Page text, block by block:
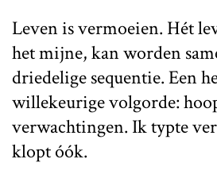
Leven is vermoeien. Hét
het mijne, kan worden
driedelige sequentie. Een
willekeurige volgorde:
verwachtingen. Ik typte
klopt óók.